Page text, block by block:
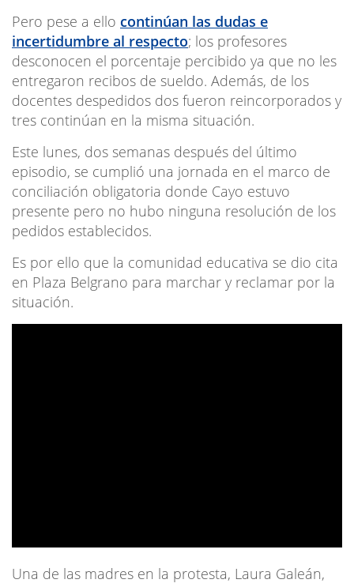
Pero pese a ello continúan las dudas e
incertidumbre al respecto; los profesores
desconocen el porcentaje percibido ya que no les
entregaron recibos de sueldo. Además, de los
docentes despedidos dos fueron reincorporados y
tres continúan en la misma situación.
Este lunes, dos semanas después del último
episodio, se cumplió una jornada en el marco de
conciliación obligatoria donde Cayo estuvo
presente pero no hubo ninguna resolución de los
pedidos establecidos.
Es por ello que la comunidad educativa se dio cita
en Plaza Belgrano para marchar y reclamar por la
situación.
Una de las madres en la protesta, Laura Galeán,